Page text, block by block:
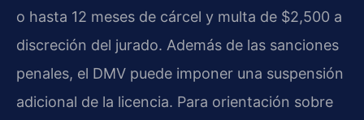
o hasta 12 meses de cárcel y multa de $2,500 a
discreción del jurado. Además de las sanciones
penales, el DMV puede imponer una suspensión
adicional de la licencia. Para orientación sobre